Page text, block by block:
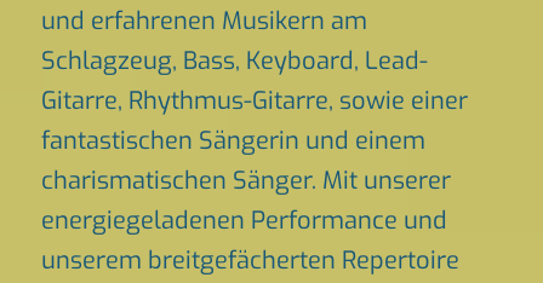
und erfahrenen Musikern am
Schlagzeug, Bass, Keyboard, Lead-
Gitarre, Rhythmus-Gitarre, sowie einer
fantastischen Sängerin und einem
charismatischen Sänger. Mit unserer
energiegeladenen Performance und
unserem breitgefächerten Repertoire